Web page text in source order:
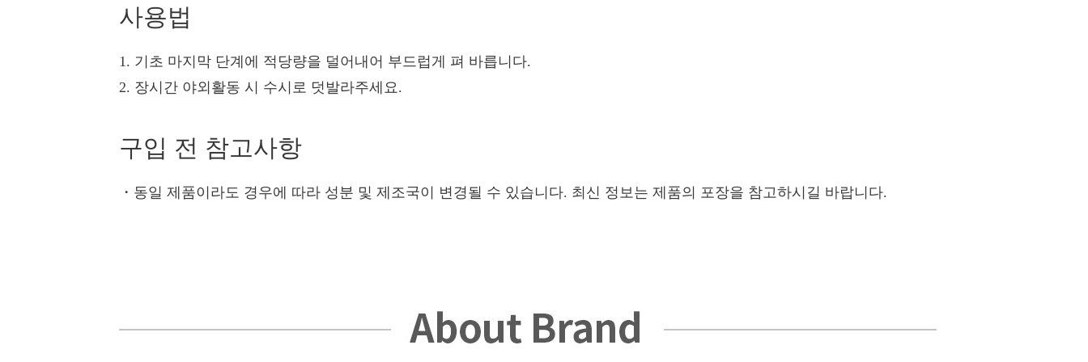
사용법
1. 기초 마지막 단계에 적당량을 덜어내어 부드럽게 펴 바릅니다.
2. 장시간 야외활동 시 수시로 덧발라주세요.
구입 전 참고사항
・ 동일 제품이라도 경우에 따라 성분 및 제조국이 변경될 수 있습니다. 최신 정보는 제품의 포장을 참고하시길 바랍니다.